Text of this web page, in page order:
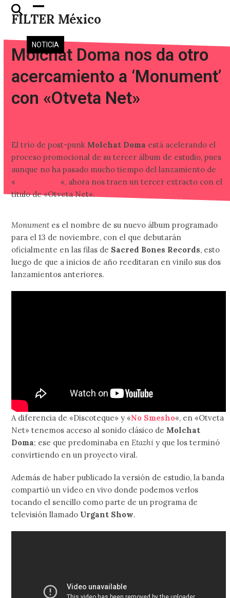
Skip
FILTER México
Open
mobile
menu
Close
mobile
menu
NOTICIA
Molchat Doma nos da otro
acercamiento a ‘Monument’
con «Otveta Net»
El trío de post-punk Molchat Doma está acelerando el
proceso promocional de su tercer álbum de estudio, pues
aunque no ha pasado mucho tiempo del lanzamiento de
« Discoteque«, ahora nos traen un tercer extracto con el
titulo de «Otveta Net».
Monumentes el nombre de su nuevo álbum programado
para el 13 de noviembre, con el que debutarán
oficialmente en las filas de Sacred Bones Records, esto
luego de que a inicios de año reeditaran en vinilo sus dos
lanzamientos anteriores.
A diferencia de «Discoteque» y «No Smesho«, en «Otveta
Net» tenemos acceso al sonido clásico de Molchat
Doma; ese que predominaba en Etazhi y que los terminó
convirtiendo en un proyecto viral.
Además de haber publicado la versión de estudio, la banda
compartió un vídeo en vivo donde podemos verlos
tocando el sencillo como parte de un programa de
televisión llamado Urgant Show.